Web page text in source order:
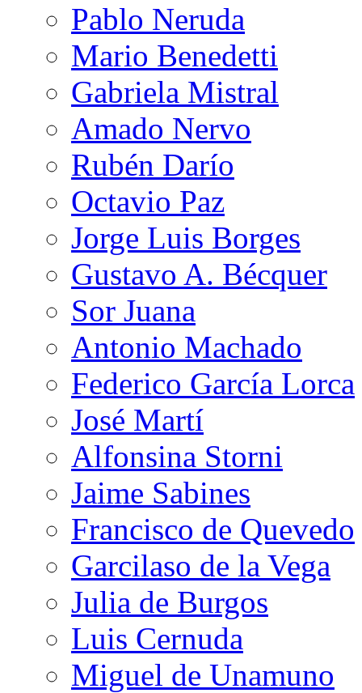
Pablo Neruda
Mario Benedetti
Gabriela Mistral
Amado Nervo
Rubén Darío
Octavio Paz
Jorge Luis Borges
Gustavo A. Bécquer
Sor Juana
Antonio Machado
Federico García Lorca
José Martí
Alfonsina Storni
Jaime Sabines
Francisco de Quevedo
Garcilaso de la Vega
Julia de Burgos
Luis Cernuda
Miguel de Unamuno